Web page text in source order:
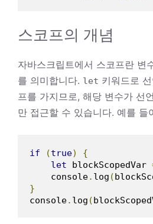
스코프의 개념
자바스크립트에서 스코프란 변
를 의미합니다. let 키워드로
프를 가지므로, 해당 변수가 선
만 접근할 수 있습니다. 예를 들
if (true)
{
let blockScopedVar
    console
. log (
}
console. log (